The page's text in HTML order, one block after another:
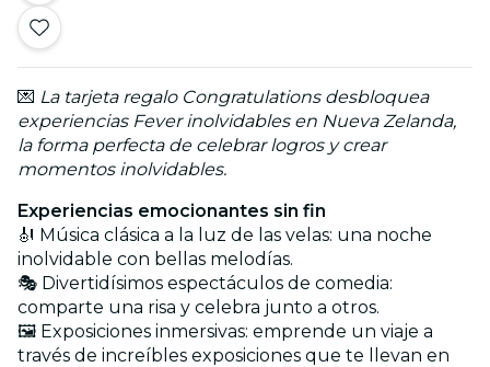
💌 La tarjeta regalo Congratulations desbloquea
experiencias Fever inolvidables en Nueva Zelanda,
la forma perfecta de celebrar logros y crear
momentos inolvidables.
Experiencias emocionantes sin fin
🎻 Música clásica a la luz de las velas: una noche
inolvidable con bellas melodías.
🎭 Divertidísimos espectáculos de comedia:
comparte una risa y celebra junto a otros.
🖼️ Exposiciones inmersivas: emprende un viaje a
través de increíbles exposiciones que te llevan en